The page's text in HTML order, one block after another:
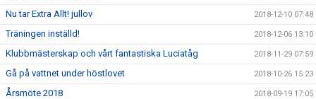
Nu tar Extra Allt! jullov 2018-12-10 07:48
Träningen inställd! 2018-12-06 13:10
Klubbmästerskap och vårt fantastiska Luciatåg 2018-11-29 07:59
Gå på vattnet under höstlovet 2018-10-26 15:23
Årsmöte 2018 2018-09-19 17:05